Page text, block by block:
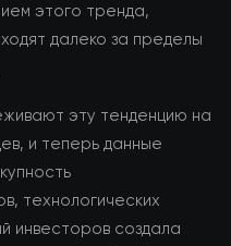
этого тренда,
далеко за пределы
эту тенденцию на
и теперь данные
технологических
инвесторов создала